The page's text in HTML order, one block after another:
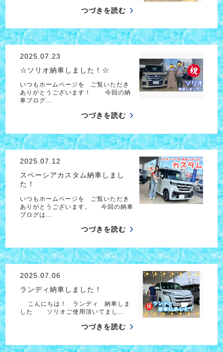
つづきを読む
2025.07.23
☆ソリオ納車しました！☆
いつもホームページを ご覧いただき
ありがとうございます！ 今回の納
車ブログ…
つづきを読む
2025.07.12
スペーシアカスタム納車しまし
た！
いつもホームページを ご覧いただき
ありがとうございます。 今回の納車
ブログは…
つづきを読む
2025.07.06
ランディ納車しました！
こんにちは！ ランディ 納車しま
した ソリオご使用頂いてまし…
つづきを読む